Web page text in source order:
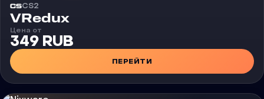
CS2
Чит
VRedux
Цена от
349 RUB
ПЕРЕЙТИ